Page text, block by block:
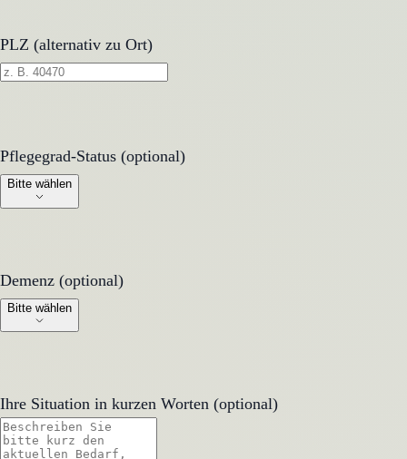
PLZ (alternativ zu Ort)
Pflegegrad-Status (optional)
Pflegegrad-Status (optional)
Bitte wählen
Demenz (optional)
Demenz (optional)
Bitte wählen
Ihre Situation in kurzen Worten (optional)